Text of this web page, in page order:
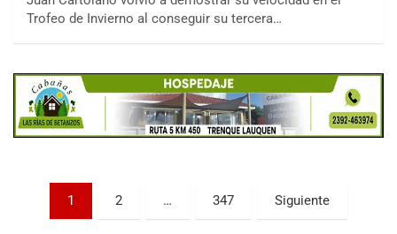
Trofeo de Invierno al conseguir su tercera…
Paginación
1 2 … 347 Siguiente
08/09-AGO
KDO - F6
Ciudad de Trenque Lauquen (Asfalto)
Trenque Lauquen (Buenos Aires)
Villaguay (Entre Ríos)